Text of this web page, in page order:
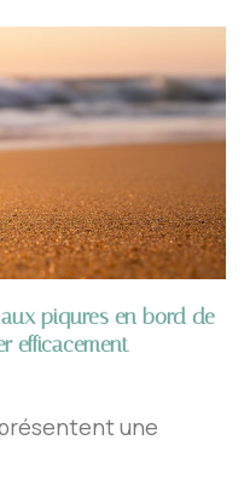
piqures en bord de
efficacement
une